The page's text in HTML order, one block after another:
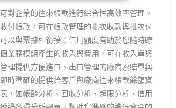
對企業的往來帳款進行綜合性高效率管理。
付帳款，可在帳款管理的批次收款與批次付
以與票據相銜接；信用額度有助於您隨時瞭
業務模組產生的收入與費用，可在收入單與
理提供方便進口、出口管理的廠商索賠單與
時準確的提供給客戶與廠商往來帳款餘額資
，如帳齡分析、回收分析、超限分析、信用